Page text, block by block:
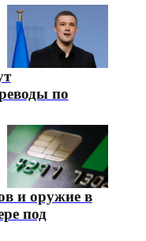
по
и оружие в
под